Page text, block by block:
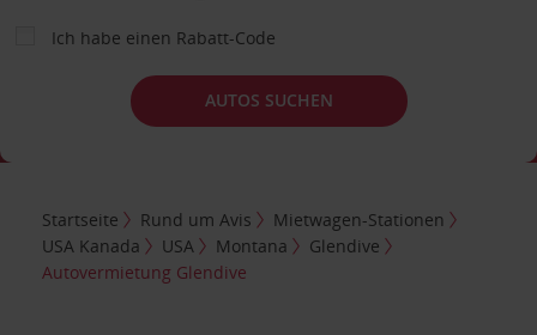
Ich habe einen Rabatt-Code
AUTOS SUCHEN
Startseite Rund um Avis
Mietwagen-Stationen
USA Kanada
USA Montana
Glendive
Autovermietung Glendive